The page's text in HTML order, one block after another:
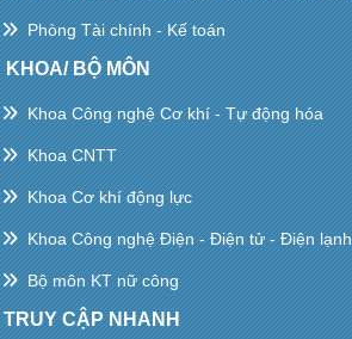
Phòng Tài chính - Kế toán
KHOA/ BỘ MÔN
Khoa Công nghệ Cơ khí - Tự động hóa
Khoa CNTT
Khoa Cơ khí động lực
Khoa Công nghệ Điện - Điện tử - Điện lạnh
Bộ môn KT nữ công
TRUY CẬP NHANH